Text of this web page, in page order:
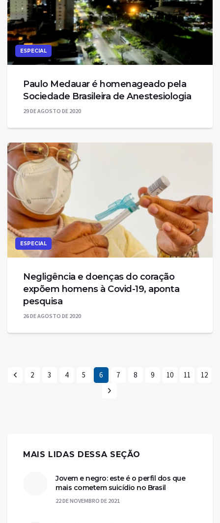
ESPECIAL
Paulo Medauar é homenageado pela
Sociedade Brasileira de Anestesiologia
29 DE AGOSTO DE 2020
ESPECIAL
Negligência e doenças do coração
expõem homens à Covid-19, aponta
pesquisa
26 DE AGOSTO DE 2020
2 3 4 5 6 7 8 9 10 11 12
MAIS LIDAS DESSA SEÇÃO
Jovem e negro: este é o perfil dos que
mais cometem suicídio no Brasil
22 DE NOVEMBRO DE 2021